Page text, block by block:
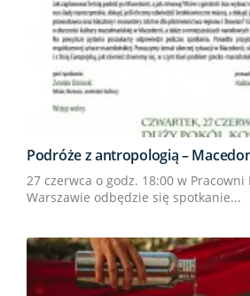
Podróże z antropologią –
27 czerwca o godz. 18:00 w Pracowni
Warszawie odbędzie się spotkanie...